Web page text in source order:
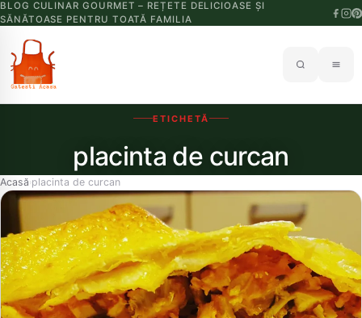
BLOG CULINAR GOURMET – REȚETE DELICIOASE ȘI
SĂNĂTOASE PENTRU TOATĂ FAMILIA
ETICHETĂ
placinta de curcan
Acasă›placinta de curcan